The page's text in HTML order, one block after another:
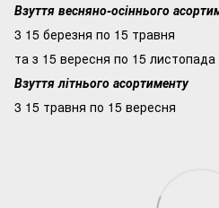
Взуття весняно-осіннього
3 15 березня по 15 травня
та з 15 вересня по 15 листопада
Взуття літнього асортименту
3 15 травня по 15 вересня